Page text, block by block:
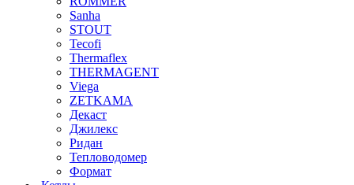
Sanha
STOUT
Tecofi
Thermaflex
THERMAGENT
Viega
ZETKAMA
Декаст
Джилекс
Ридан
Тепловодомер
Формат